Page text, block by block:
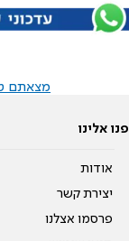
מצאתם
פנו אלינו
אודות
יצירת קשר
פרסמו אצלנו